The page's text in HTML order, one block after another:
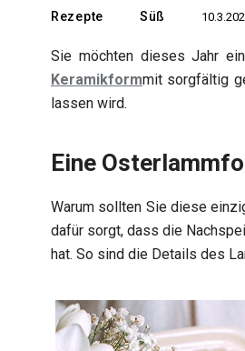
Rezepte Süß
Sie möchten dieses Jahr
Keramikformmit sorgfältig
lassen wird.
Eine
Warum sollten Sie diese
dafür sorgt, dass die
hat. So sind die Details des